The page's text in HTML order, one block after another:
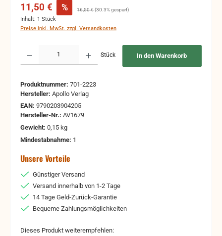
Verkaufspreis:
11,50 € % Regulärer Preis:
16,50 €(30.3% gespart)
Inhalt: 1 Stück
Preise inkl. MwSt. zzgl. Versandkosten
Stück In den Warenkorb
Produktnummer: 701-2223
Hersteller: Apollo Verlag
EAN: 9790203904205
Hersteller-Nr.: AV1679
Gewicht: 0,15 kg
Mindestabnahme: 1
Unsere Vorteile
Günstiger Versand
Versand innerhalb von 1-2 Tage
14 Tage Geld-Zurück-Garantie
Bequeme Zahlungsmöglichkeiten
Dieses Produkt weiterempfehlen: